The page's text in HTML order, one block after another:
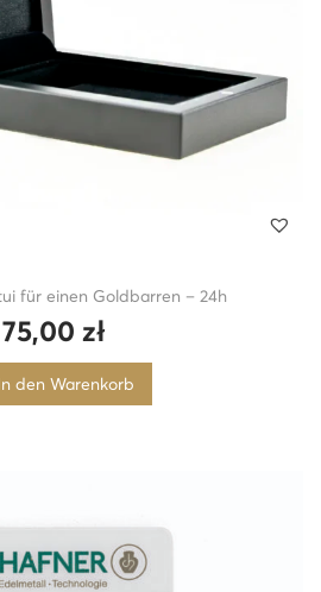
für einen Goldbarren – 24h
75,00zł
den Warenkorb